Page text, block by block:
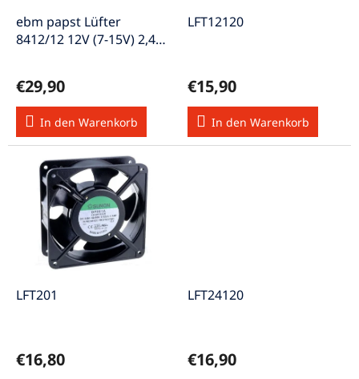
g
P
u
e
ebm papst Lüfter
8412/12 12V (7-15V) 2,4W
€29,90
In den Warenkorb
LFT12120
€15,90
In den Warenkorb
LFT201
€16,80
LFT24120
€16,90